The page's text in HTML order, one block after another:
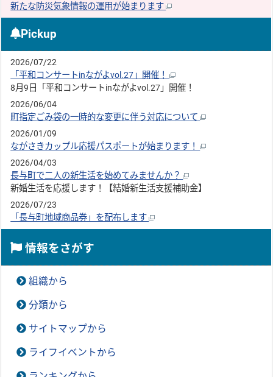
新たな防災気象情報の運用が始まります
Pickup
2026/07/22
「平和コンサートinながよvol.27」開催！
8月9日「平和コンサートinながよvol.27」開催！
2026/06/04
町指定ごみ袋の一時的な変更に伴う対応について
2026/01/09
ながさきカップル応援パスポートが始まります！
2026/04/03
長与町で二人の新生活を始めてみませんか？
新婚生活を応援します！【結婚新生活支援補助金】
2026/07/23
「長与町地域商品券」を配布します
情報をさがす
組織から
分類から
サイトマップから
ライフイベントから